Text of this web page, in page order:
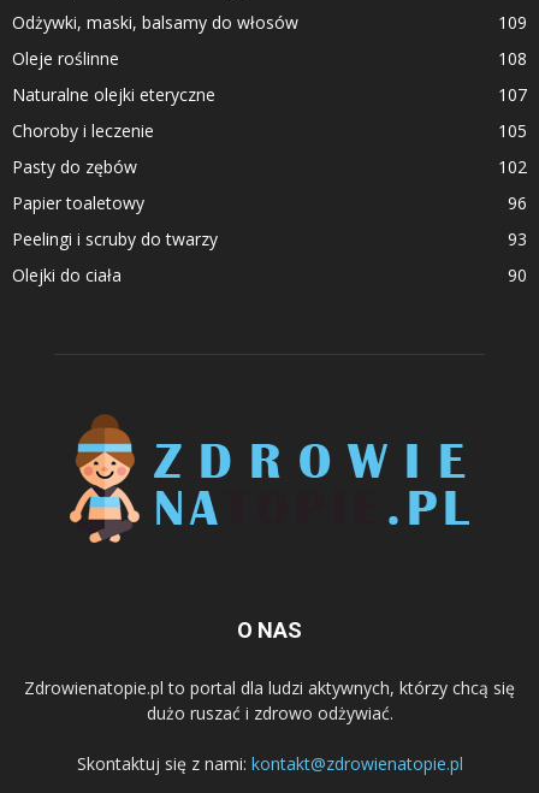
Odżywki, maski, balsamy do włosów
109
Oleje roślinne
108
Naturalne olejki eteryczne
107
Choroby i leczenie
105
Pasty do zębów
102
Papier toaletowy
96
Peelingi i scruby do twarzy
93
Olejki do ciała
90
O NAS
Zdrowienatopie.pl to portal dla ludzi aktywnych, którzy chcą się
dużo ruszać i zdrowo odżywiać.
Skontaktuj się z nami: kontakt@zdrowienatopie.pl